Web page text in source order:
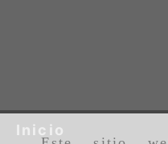
Inicio